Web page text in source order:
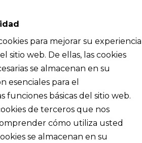
para mejorar su experiencia
sitio web. De ellas, las cookies
se almacenan en su
esenciales para el
funciones básicas del sitio web.
de terceros que nos
cómo utiliza usted
se almacenan en su